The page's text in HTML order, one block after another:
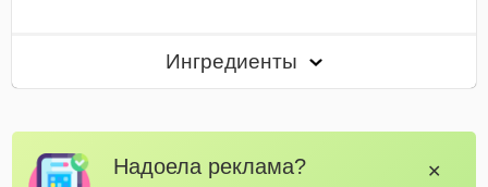
Ингредиенты
Надоела реклама? ✕